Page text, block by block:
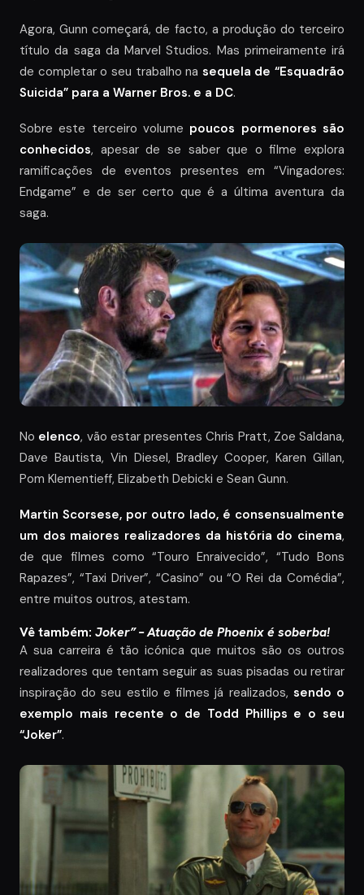
Agora, Gunn começará, de facto, a produção do terceiro
título da saga da Marvel Studios. Mas primeiramente irá
de completar o seu trabalho na sequela de “Esquadrão
Suicida” para a Warner Bros. e a DC.
Sobre este terceiro volume poucos pormenores são
conhecidos, apesar de se saber que o filme explora
ramificações de eventos presentes em “Vingadores:
Endgame” e de ser certo que é a última aventura da
saga.
No elenco, vão estar presentes Chris Pratt, Zoe Saldana,
Dave Bautista, Vin Diesel, Bradley Cooper, Karen Gillan,
Pom Klementieff, Elizabeth Debicki e Sean Gunn.
Martin Scorsese, por outro lado, é consensualmente
um dos maiores realizadores da história do cinema,
de que filmes como “Touro Enraivecido”, “Tudo Bons
Rapazes”, “Taxi Driver”, “Casino” ou “O Rei da Comédia”,
entre muitos outros, atestam.
Vê também: Joker” – Atuação de Phoenix é soberba!
A sua carreira é tão icónica que muitos são os outros
realizadores que tentam seguir as suas pisadas ou retirar
inspiração do seu estilo e filmes já realizados, sendo o
exemplo mais recente o de Todd Phillips e o seu
“Joker”.